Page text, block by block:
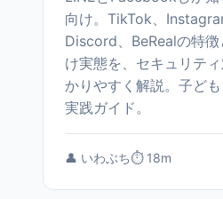
向け。TikTok、
Discord、BeRealの特
け実態を、セキュリテ
かりやすく解説。子ど
実践ガイド。
👤 いわぶち⏱️ 18m